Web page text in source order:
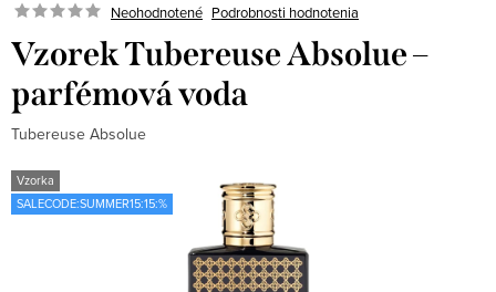
Neohodnotené Podrobnosti hodnotenia
Vzorek Tubereuse Absolue –
parfémová voda
Tubereuse Absolue
Vzorka
SALECODE:SUMMER15:15:%